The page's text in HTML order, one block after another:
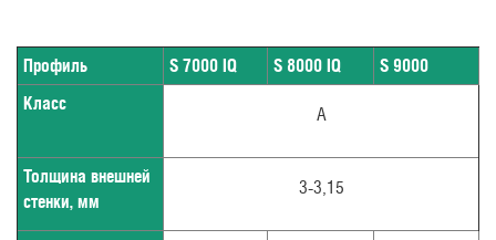
Профиль S 7000 IQ S 8000 IQ
S 9000
Класс
А
Толщина внешней
стенки, мм
3-3,15